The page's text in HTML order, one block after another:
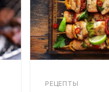
РЕЦЕПТЫ